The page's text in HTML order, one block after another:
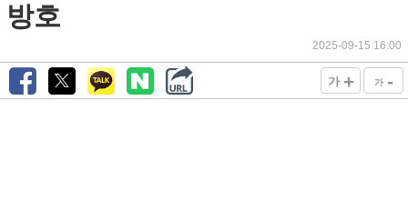
방호
2025-09-15 16:00
가 + 가 -